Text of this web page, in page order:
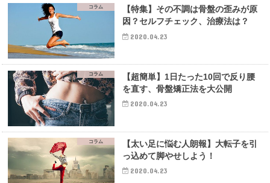
コラム
【特集】その不調は骨盤の歪みが原
因？セルフチェック、治療法は？
2020.04.23
コラム
【超簡単】1日たった10回で反り腰
を直す、骨盤矯正法を大公開
2020.04.23
コラム
【太い足に悩む人朗報】大転子を引
っ込めて脚やせしよう！
2020.04.23